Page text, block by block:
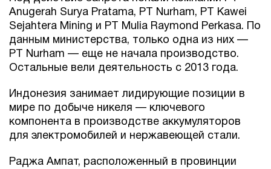
Anugerah Surya Pratama, PT Nurham, PT Kawei
Sejahtera Mining и PT Mulia Raymond Perkasa. По
данным министерства, только одна из них —
PT Nurham — еще не начала производство.
Остальные вели деятельность с 2013 года.
Индонезия занимает лидирующие позиции в
мире по добыче никеля — ключевого
компонента в производстве аккумуляторов
для электромобилей и нержавеющей стали.
Раджа Ампат, расположенный в провинции